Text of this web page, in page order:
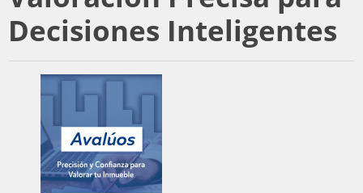
Decisiones Inteligentes